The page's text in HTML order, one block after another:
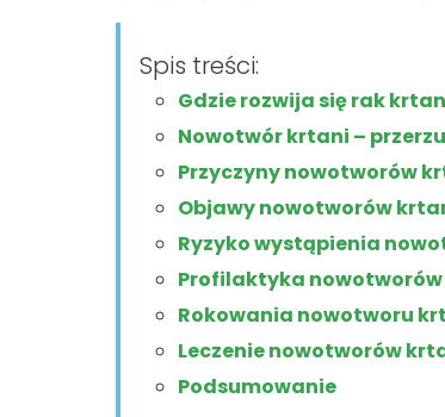
Spis treści:
Gdzie rozwija się rak
Nowotwór krtani –
Przyczyny nowotworów
Objawy nowotworów
Ryzyko wystąpienia
Profilaktyka
Rokowania nowotworu
Leczenie nowotworów
Podsumowanie